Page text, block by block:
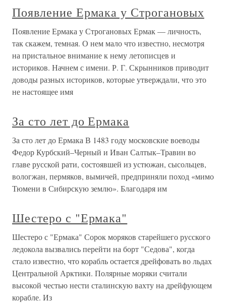
Появление Ермака у Строгановых
Появление Ермака у Строгановых Ермак — личность,
так скажем, темная. О нем мало что известно, несмотря
на пристальное внимание к нему летописцев и
историков. Начнем с имени. Р. Г. Скрынников приводит
доводы разных историков, которые утверждали, что это
не настоящее имя
За сто лет до Ермака
За сто лет до Ермака В 1483 году московские воеводы
Федор Курбский–Черный и Иван Салтык–Травин во
главе русской рати, состоявшей из устюжан, сысольцев,
вологжан, пермяков, вымичей, предприняли поход «мимо
Тюмени в Сибирскую землю». Благодаря им
Шестеро с "Ермака"
Шестеро с "Ермака" Сорок моряков старейшего русского
ледокола вызвались перейти на борт "Седова", когда
стало известно, что корабль остается дрейфовать во льдах
Центральной Арктики. Полярные моряки считали
высокой честью нести сталинскую вахту на дрейфующем
корабле. Из